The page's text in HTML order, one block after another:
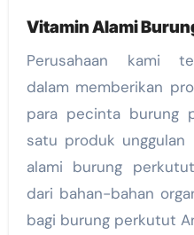
Vitamin Alami
Perusahaan kami
dalam memberikan
para pecinta burung
satu produk unggulan
alami burung
dari bahan-bahan
bagi burung perkutut